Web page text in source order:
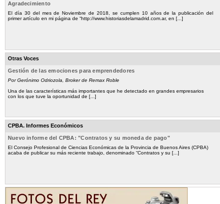
Agradecimiento
El día 30 del mes de Noviembre de 2018, se cumplen 10 años de la publicación del
primer artículo en mi página de “http://www.historiasdelamadrid.com.ar, en [...]
Otras Voces
Gestión de las emociones para emprendedores
Por Gerónimo Odriozola, Broker de Remax Roble
Una de las características más importantes que he detectado en grandes empresarios
con los que tuve la oportunidad de [...]
CPBA. Informes Económicos
Nuevo informe del CPBA: "Contratos y su moneda de pago"
El Consejo Profesional de Ciencias Económicas de la Provincia de Buenos Aires (CPBA)
acaba de publicar su más reciente trabajo, denominado “Contratos y su [...]